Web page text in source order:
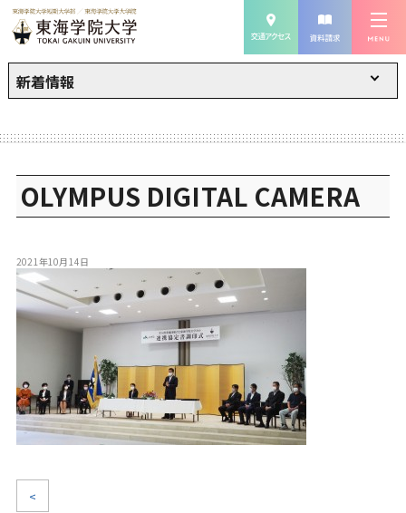
新着情報
OLYMPUS DIGITAL CAMERA
2021年10月14日
<